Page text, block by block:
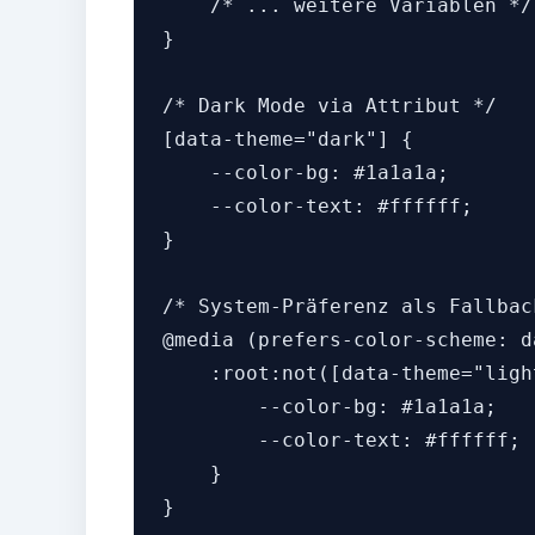
    /* ... weitere Variablen */
}
/* Dark Mode via Attribut */
[data-theme="dark"] {
    --color-bg: #1a1a1a;
    --color-text: #ffffff;
}
/* System-Präferenz als
@media (prefers-color-scheme:
:root:not([data-
        --color-bg: #1a1a1a;
        --color-text: #ffffff;
    }